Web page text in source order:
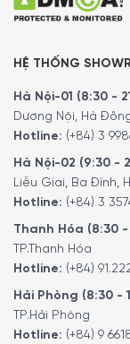
HỆ THỐNG
Hà Nội-01 (8:30 -
Dương Nội, Hà
Hotline: (+84) 3
Hà Nội-02 (9:30 -
Liễu Giai, Ba Đình,
Hotline: (+84) 3
Thanh Hóa (8:30 -
TP.Thanh Hóa
Hotline: (+84)
Hải Phòng (8:30 -
TP.Hải Phòng
Hotline: (+84) 9